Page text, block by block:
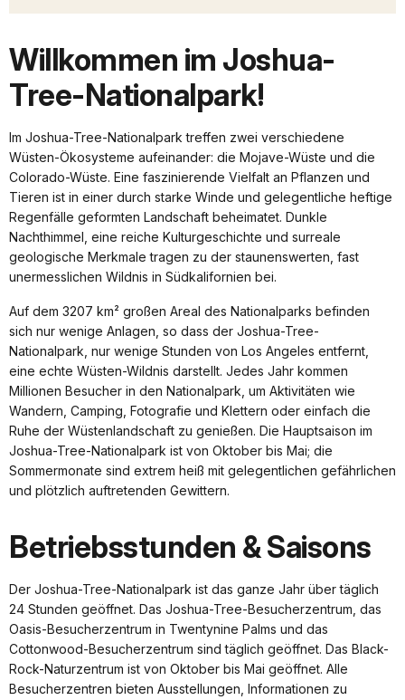
Willkommen im Joshua-
Tree-Nationalpark!
Im Joshua-Tree-Nationalpark treffen zwei verschiedene
Wüsten-Ökosysteme aufeinander: die Mojave-Wüste und die
Colorado-Wüste. Eine faszinierende Vielfalt an Pflanzen und
Tieren ist in einer durch starke Winde und gelegentliche heftige
Regenfälle geformten Landschaft beheimatet. Dunkle
Nachthimmel, eine reiche Kulturgeschichte und surreale
geologische Merkmale tragen zu der staunenswerten, fast
unermesslichen Wildnis in Südkalifornien bei.
Auf dem 3207 km² großen Areal des Nationalparks befinden
sich nur wenige Anlagen, so dass der Joshua-Tree-
Nationalpark, nur wenige Stunden von Los Angeles entfernt,
eine echte Wüsten-Wildnis darstellt. Jedes Jahr kommen
Millionen Besucher in den Nationalpark, um Aktivitäten wie
Wandern, Camping, Fotografie und Klettern oder einfach die
Ruhe der Wüstenlandschaft zu genießen. Die Hauptsaison im
Joshua-Tree-Nationalpark ist von Oktober bis Mai; die
Sommermonate sind extrem heiß mit gelegentlichen gefährlichen
und plötzlich auftretenden Gewittern.
Betriebsstunden & Saisons
Der Joshua-Tree-Nationalpark ist das ganze Jahr über täglich
24 Stunden geöffnet. Das Joshua-Tree-Besucherzentrum, das
Oasis-Besucherzentrum in Twentynine Palms und das
Cottonwood-Besucherzentrum sind täglich geöffnet. Das Black-
Rock-Naturzentrum ist von Oktober bis Mai geöffnet. Alle
Besucherzentren bieten Ausstellungen, Informationen zu